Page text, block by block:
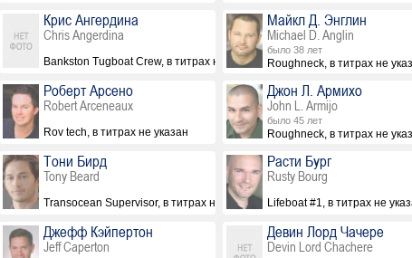
Крис Ангердина
Chris Angerdina
Bankston Tugboat Crew, в титрах не указан
Майкл Д. Энглин
Michael D. Anglin
было 38 лет
Roughneck, в титрах не
Роберт Арсено
Robert Arceneaux
Rov tech, в титрах не указан
Джон Л. Армихо
John L. Armijo
было 45 лет
Roughneck, в титрах не
Тони Бирд
Tony Beard
Transocean Supervisor, в титрах не указан
Расти Бург
Rusty Bourg
Lifeboat #1, в титрах не
Джефф Кэйпертон
Jeff Caperton
Девин Лорд Чачере
Devin Lord Chachere